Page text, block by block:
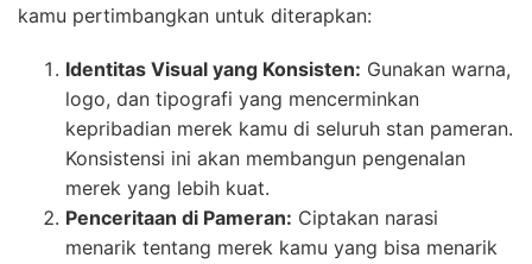
kamu pertimbangkan untuk diterapkan:
Identitas Visual yang Konsisten: Gunakan warna,
logo, dan tipografi yang mencerminkan
kepribadian merek kamu di seluruh stan pameran.
Konsistensi ini akan membangun pengenalan
merek yang lebih kuat.
Penceritaan di Pameran: Ciptakan narasi
menarik tentang merek kamu yang bisa menarik